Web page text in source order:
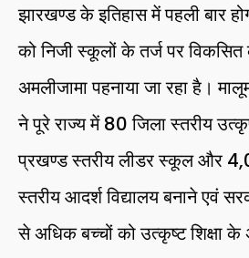
झारखण्ड के इतिहास में पहली बार
को निजी स्कूलों के तर्ज पर
अमलीजामा पहनाया जा रहा है।
ने पूरे राज्य में 80 जिला स्तरीय
प्रखण्ड स्तरीय लीडर स्कूल और
स्तरीय आदर्श विद्यालय बनाने एवं
से अधिक बच्चों को उत्कृष्ट शिक्षा